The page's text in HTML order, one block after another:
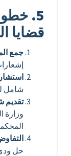
5.
قضايا
جمع
شامل
تقديم
وزارة
حل